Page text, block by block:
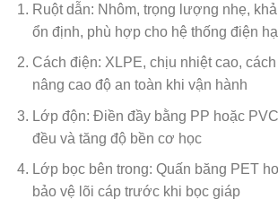
Ruột dẫn: Nhôm, trọng lượng nhẹ,
ổn định, phù hợp cho hệ thống điện
Cách điện: XLPE, chịu nhiệt cao,
nâng cao độ an toàn khi vận hành
Lớp độn: Điền đầy bằng PP hoặc
đều và tăng độ bền cơ học
Lớp bọc bên trong: Quấn băng PET
bảo vệ lõi cáp trước khi bọc giáp